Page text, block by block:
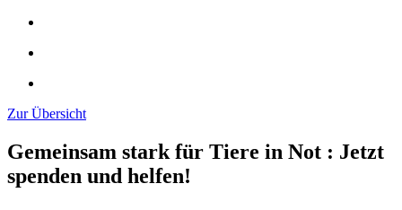
Zur Übersicht
Gemeinsam stark für Tiere in Not : Jetzt
spenden und helfen!